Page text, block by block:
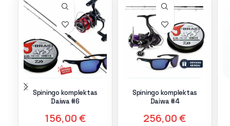
Spiningo komplektas
Daiwa #6
156,00€
Spiningo komplektas
Daiwa #4
256,00€